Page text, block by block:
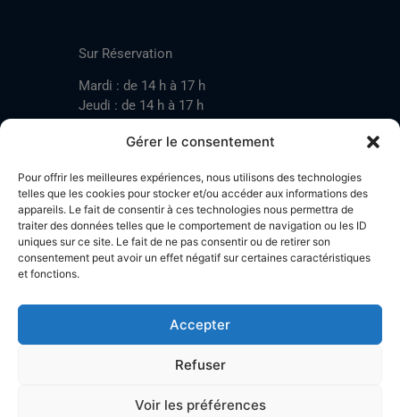
Gérer le consentement
Pour offrir les meilleures expériences, nous utilisons des technologies
telles que les cookies pour stocker et/ou accéder aux informations des
appareils. Le fait de consentir à ces technologies nous permettra de
traiter des données telles que le comportement de navigation ou les ID
uniques sur ce site. Le fait de ne pas consentir ou de retirer son
consentement peut avoir un effet négatif sur certaines caractéristiques
et fonctions.
Accepter
Refuser
Voir les préférences
Sur Réservation
Mardi : de 14 h à 17 h
Jeudi : de 14 h à 17 h
Mardi : de 17 h à 20 h
Jeudi : de 17 h à 20 h
Samedi : de 14 h à 17 h
Stand de tir LA BOTZACHE
Près de Mazembroz
Tel: +41 (0)79 220 41 69
Plan d'accès